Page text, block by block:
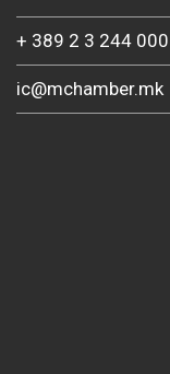
+ 389 2 3 244 000
ic@mchamber.mk